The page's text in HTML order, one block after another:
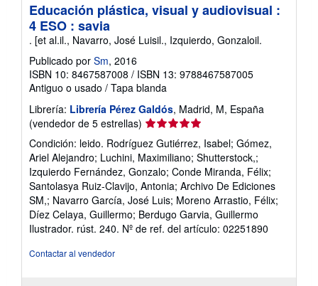
Educación plástica, visual y audiovisual :
4 ESO : savia
. [et al.il., Navarro, José Luisil., Izquierdo, Gonzaloil.
Publicado por Sm, 2016
ISBN 10: 8467587008 / ISBN 13: 9788467587005
Antiguo o usado / Tapa blanda
Librería: Librería Pérez Galdós, Madrid, M, España
(vendedor de 5 estrellas) Calificación
del
vendedor:
5
de
5
estrellas
Condición: leido. Rodríguez Gutiérrez, Isabel; Gómez,
Ariel Alejandro; Luchini, Maximiliano; Shutterstock,;
Izquierdo Fernández, Gonzalo; Conde Miranda, Félix;
Santolasya Ruiz-Clavijo, Antonia; Archivo De Ediciones
SM,; Navarro García, José Luis; Moreno Arrastio, Félix;
Díez Celaya, Guillermo; Berdugo Garvia, Guillermo
Ilustrador. rúst. 240. Nº de ref. del artículo: 02251890
Contactar al vendedor